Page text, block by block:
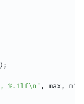
) ;
%.1lf\n" , max, mid